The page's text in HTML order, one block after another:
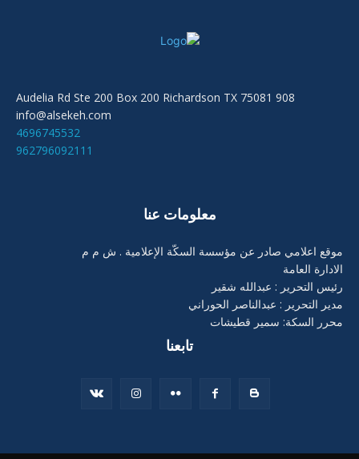
908 Audelia Rd Ste 200 Box 200 Richardson TX 75081
info@alsekeh.com
4696745532
962796092111
معلومات عنا
موقع اعلامي صادر عن مؤسسة السكّة الإعلامية . ش م م
الادارة العامة
رئيس التحرير : عبدالله شقير
مدير التحرير : عبدالناصر الحوراني
محرر السكة: سمير قطيشات
تابعنا